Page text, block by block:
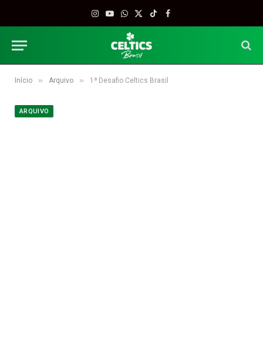
Instagram
YouTube
WhatsApp
X
TikTokFacebook
Início » Arquivo » 1ª Desafio Celtics Brasil
ARQUIVO